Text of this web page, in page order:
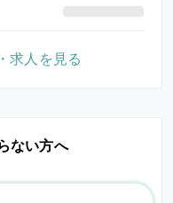
ない方へ
求人を見る